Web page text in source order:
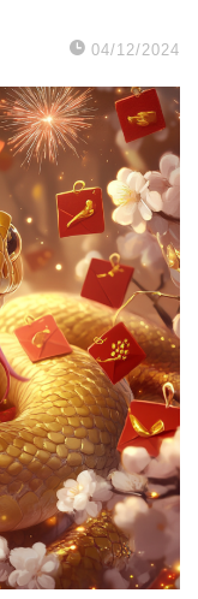
04/12/2024